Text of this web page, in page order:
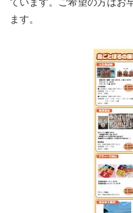
ています。ご希望の方はお
ます。